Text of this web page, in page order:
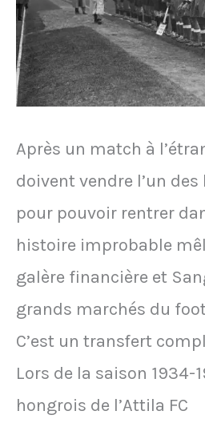
plus
prendre
l’avion
Arsenal
Après un match à
doivent vendre l’un des
pour pouvoir rentrer
histoire improbable
galère financière et
grands marchés du
C’est un transfert
Lors de la saison 1934-
hongrois de l’Attila FC